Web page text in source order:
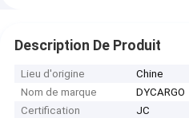
Description De Produit
Lieu d'origine
Chine
Nom de marque
DYCARGO
Certification
JC